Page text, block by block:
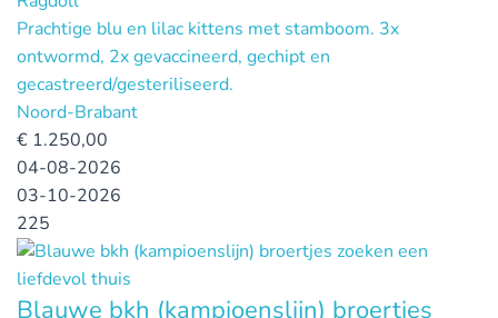
Prachtige blu en lilac kittens met stamboom. 3x
ontwormd, 2x gevaccineerd, gechipt en
gecastreerd/gesteriliseerd.
Noord-Brabant
€ 1.250,00
04-08-2026
03-10-2026
225
Blauwe bkh (kampioenslijn) broertjes